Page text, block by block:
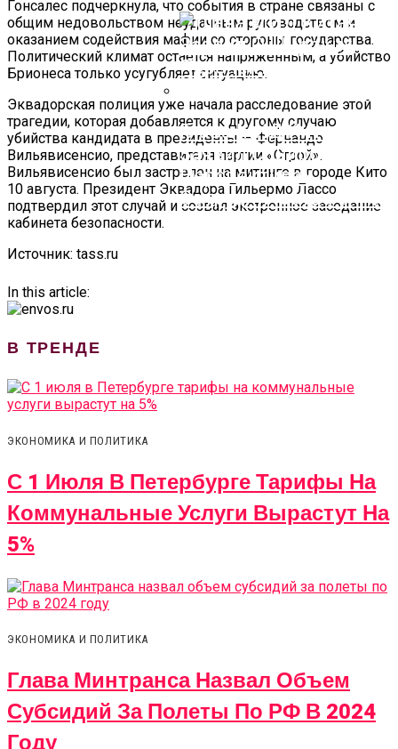
Глава МИД Китая
Заявил О Широких
Перспективах
Сотрудничества С РФ
Гонсалес подчеркнула, что события в стране связаны с
общим недовольством неудачным руководством и
оказанием содействия мафии со стороны государства.
Политический климат остается напряженным, а убийство
Брионеса только усугубляет ситуацию.
Эквадорская полиция уже начала расследование этой
трагедии, которая добавляется к другому случаю
убийства кандидата в президенты — Фернандо
Вильявисенсио, представителя партии «Строй».
Вильявисенсио был застрелен на митинге в городе Кито
10 августа. Президент Эквадора Гильермо Лассо
подтвердил этот случай и созвал экстренное заседание
кабинета безопасности.
Источник: tass.ru
In this article:
В ТРЕНДЕ
ЭКОНОМИКА И ПОЛИТИКА
С 1 Июля В Петербурге Тарифы На
Коммунальные Услуги Вырастут На
5%
ЭКОНОМИКА И ПОЛИТИКА
Глава Минтранса Назвал Объем
Субсидий За Полеты По РФ В 2024